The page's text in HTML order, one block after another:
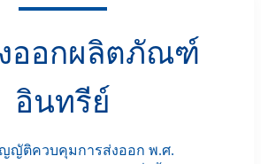
ออกผลิตภัณฑ์
อินทรีย์
ญัติควบคุมการส่งออก พ.ศ.